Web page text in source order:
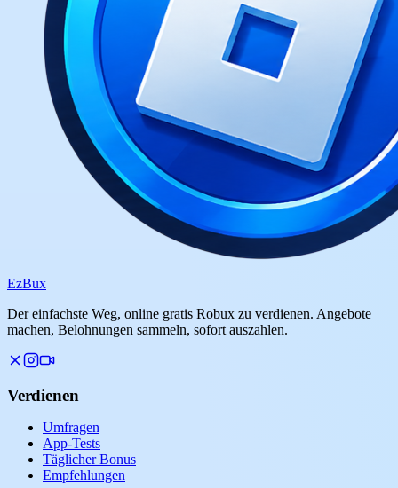
EzBux
Der einfachste Weg, online gratis Robux zu verdienen. Angebote
machen, Belohnungen sammeln, sofort auszahlen.
Verdienen
Umfragen
App-Tests
Täglicher Bonus
Empfehlungen